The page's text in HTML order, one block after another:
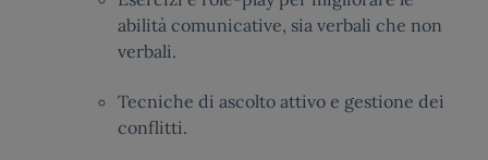
abilità comunicative, sia verbali che non
verbali.
Tecniche di ascolto attivo e gestione dei
conflitti.